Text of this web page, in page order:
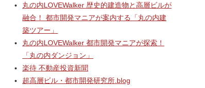
村岡・深沢地区エリアに開業
「MCUD・HASEKO Retail鎌
倉梶原」！！2026年8月28日
にカインズ、9月1日にライフ
が開業へ！！
千葉ニュータウンで
築工事」！！AI・
丸の内LOVEWalker 歴史的建造物と高層ビルが
融合！ 都市開発マニアが案内する「丸の内建
築ツアー」
丸の内LOVEWalker 都市開発マニアが探索！
「丸の内ダンジョン」
楽待 不動産投資新聞
超高層ビル・都市開発研究所.blog